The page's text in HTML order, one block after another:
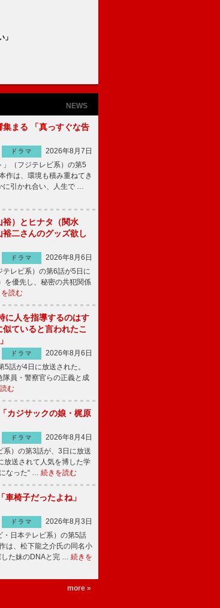
」
NEWS
集まる 「真っすぐな告
ドラマ
2026年8月7日
（フジテレビ系）の第5
は、環境も積み重ねてき
に引かれ合い、人生で …
裕）とヒナタ（関水
二さんのグッズ欲し
ドラマ
2026年8月6日
レビ系）の第6話が5日に
優先し、秘密の共犯関係
読む
に人を指導するのはす
ていると言われたこ
ドラマ
2026年8月6日
話が4日に放送された。
員・警察官らの正義と成
む
カジサックの娘・梶原
ドラマ
2026年8月4日
）の第3話が、3日に放送
送されて人気を博した学
なった“ … 続きを読む
車椅子だったよね」
ドラマ
2026年8月3日
日本テレビ系）の第5話
は、松下龍之介氏の同名小
した妹のDNAと完 … 続きを
more »